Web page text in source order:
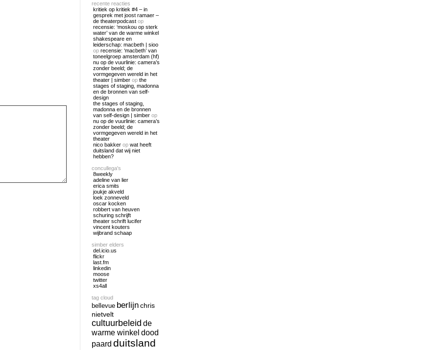
recente reacties
kritiek op kritiek #4 – in
gesprek met joost ramaer –
de theaterpodcast op
recensie: ‘moskou op sterk
water’ van de warme winkel
shakespeare en
leiderschap: macbeth | sioo
op recensie: ‘macbeth’ van
toneelgroep amsterdam (hf)
nu op de vuurlinie: camera’s
zonder beeld; de
vormgegeven wereld in het
theater | simber op the
stages of staging, madonna
en de bronnen van self-
design
the stages of staging,
madonna en de bronnen
van self-design | simber op
nu op de vuurlinie: camera’s
zonder beeld; de
vormgegeven wereld in het
theater
nico bakker op wat heeft
duitsland dat wij niet
hebben?
concullega's
8weekly
adeline van lier
erica smits
joukje akveld
loek zonneveld
oscar kocken
robbert van heuven
schuring schrijft
theater schrift lucifer
vincent kouters
wijbrand schaap
simber elders
del.icio.us
flickr
last.fm
linkedin
moose
twitter
xs4all
tag cloud
bellevue berlijnchris
nietvelt
cultuurbeleid de
warme winkel dood
paard duitsland